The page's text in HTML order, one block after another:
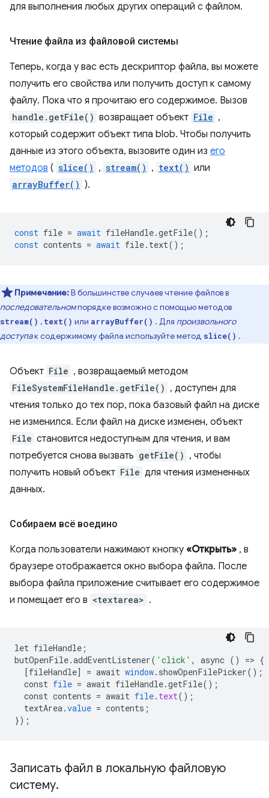
для выполнения любых других операций с файлом.
Чтение файла из файловой системы
Теперь, когда у вас есть дескриптор файла, вы можете
получить его свойства или получить доступ к самому
файлу. Пока что я прочитаю его содержимое. Вызов
handle.getFile() возвращает объект File ,
который содержит объект типа blob. Чтобы получить
данные из этого объекта, вызовите один из его
методов ( slice() , stream() , text() или
arrayBuffer() ).
const file = await fileHandle.getFile();
const contents = await file. text();
Примечание:В большинстве случаев чтение файлов в
последовательномпорядке возможно с помощью методов
stream() , text() или arrayBuffer() . Для произвольного
доступак содержимому файла используйте метод slice() .
Объект File , возвращаемый методом
FileSystemFileHandle.getFile() , доступен для
чтения только до тех пор, пока базовый файл на диске
не изменился. Если файл на диске изменен, объект
File становится недоступным для чтения, и вам
потребуется снова вызвать getFile() , чтобы
получить новый объект File для чтения измененных
данных.
Собираем всё воедино
Когда пользователи нажимают кнопку «Открыть» , в
браузере отображается окно выбора файла. После
выбора файла приложение считывает его содержимое
и помещает его в <textarea> .
let fileHandle ;
butOpenFile.addEventListener( 'click' , async () => {
[fileHandle] = await window. showOpenFilePicker();
const file = await fileHandle.getFile();
const contents = await file. text();
textArea.value = contents ;
});
Записать файл в локальную файловую
систему.